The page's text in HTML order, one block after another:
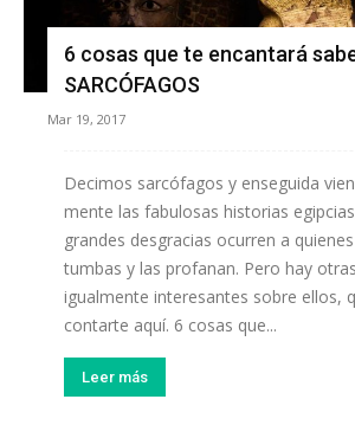
6 cosas que te encantará
SARCÓFAGOS
Mar 19, 2017
Decimos sarcófagos y enseguida
mente las fabulosas historias
grandes desgracias ocurren a
tumbas y las profanan. Pero hay
igualmente interesantes sobre ellos,
contarte aquí. 6 cosas que...
Leer más